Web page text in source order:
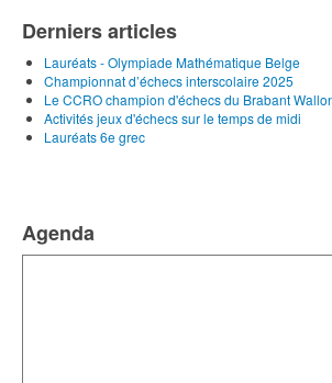
Derniers articles
Lauréats - Olympiade Mathématique Belge
Championnat d’échecs interscolaire 2025
Le CCRO champion d'échecs du Brabant
Activités jeux d'échecs sur le temps de midi
Lauréats 6e grec
Agenda